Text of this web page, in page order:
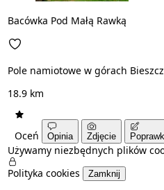
Bacówka Pod Małą Rawką
Pole namiotowe w górach
18.9 km
Oceń Opinia Zdjęcie
Używamy niezbędnych plików
Polityka cookies
Zamknij